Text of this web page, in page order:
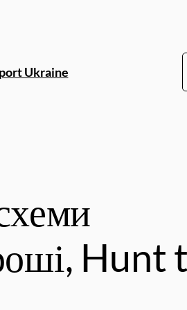
Ukraine